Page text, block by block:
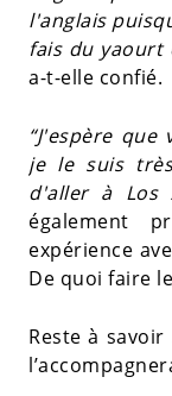
l'anglais
fais du yaourt
a-t-elle confié.
“J'espère
je le suis
d'aller à Los
également
expérience
De quoi faire
Reste à